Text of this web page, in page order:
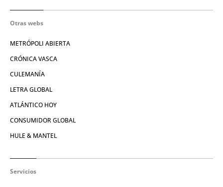
Otras webs
METRÓPOLI ABIERTA
CRÓNICA VASCA
CULEMANÍA
LETRA GLOBAL
ATLÁNTICO HOY
CONSUMIDOR GLOBAL
HULE & MANTEL
Servicios